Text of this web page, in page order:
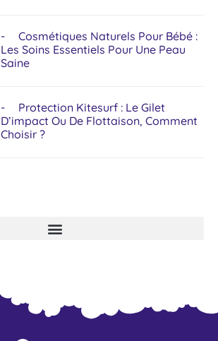
Cosmétiques Naturels Pour Bébé :
Les Soins Essentiels Pour Une Peau
Saine
Protection Kitesurf : Le Gilet
D’impact Ou De Flottaison, Comment
Choisir ?